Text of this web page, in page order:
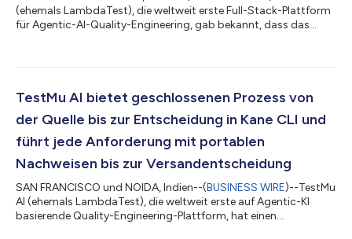
(ehemals LambdaTest), die weltweit erste Full-Stack-Plattform
für Agentic-AI-Quality-Engineering, gab bekannt, dass das
die auf dem „Galaxy Unpacked“-Event von Samsung vorgestellt
Live-Tests und Automatisierungszwecke zur Verfügung, noch
TestMu AI bietet geschlossenen Prozess von
der Quelle bis zur Entscheidung in Kane CLI und
führt jede Anforderung mit portablen
Nachweisen bis zur Versandentscheidung
SAN FRANCISCO und NOIDA, Indien--(BUSINESS WIRE)--TestMu
AI (ehemals LambdaTest), die weltweit erste auf Agentic-KI
basierende Quality-Engineering-Plattform, hat einen